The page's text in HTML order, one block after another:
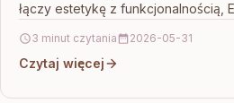
łączy estetykę z funkcjonalnością,
3 minut czytania 2026-05-31
Czytaj więcej